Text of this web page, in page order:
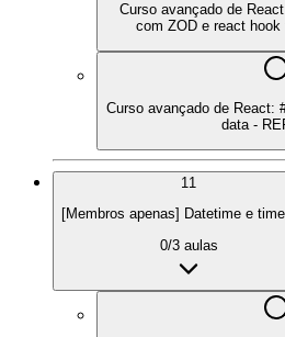
Curso avançado de
com ZOD e react
Curso avançado de React:
data -
11
[Membros apenas] Datetime e
0/3aulas